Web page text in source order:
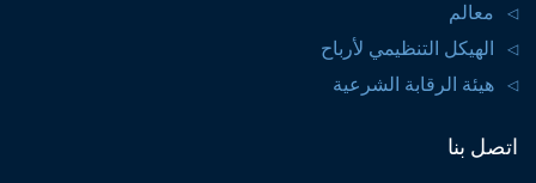
معالم
الهيكل التنظيمي لأرباح
هيئة الرقابة الشرعية
اتصل بنا